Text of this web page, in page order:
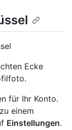
Ecke
für Ihr Konto.
einem
Einstellungen.